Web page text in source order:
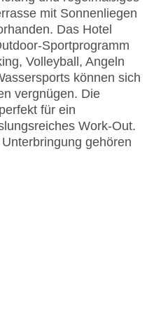
mit Sonnenliegen
Das Hotel
Sportprogramm
Volleyball, Angeln
können sich
vergnügen. Die
für ein
Work-Out.
gehören